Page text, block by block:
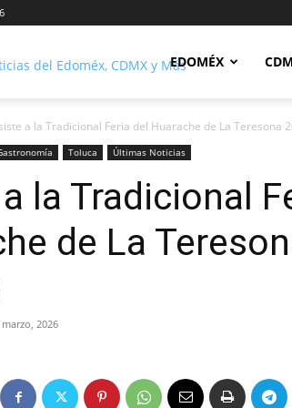
Notidex
EDOMÉX
a la Tradicional Feria del Huarache de La Teresona
Toluca Últimas Noticias
la Tradicional
de La
marzo, 2026